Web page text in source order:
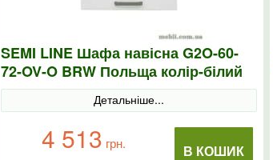
SEMI LINE Шафа навісна G2O-60-
72-OV-O BRW Польща колір-білий
Детальніше...
В КОШИК
4 513 грн.